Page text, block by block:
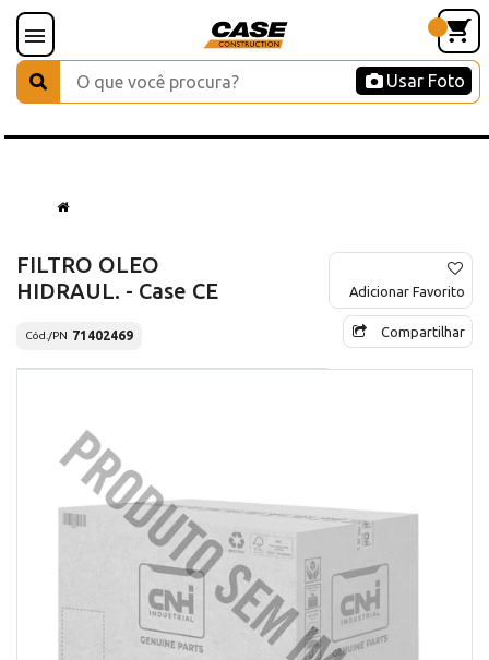
Usar Foto
FILTRO OLEO
HIDRAUL. - Case CE
Cód./PN 71402469
Adicionar Favorito
Compartilhar